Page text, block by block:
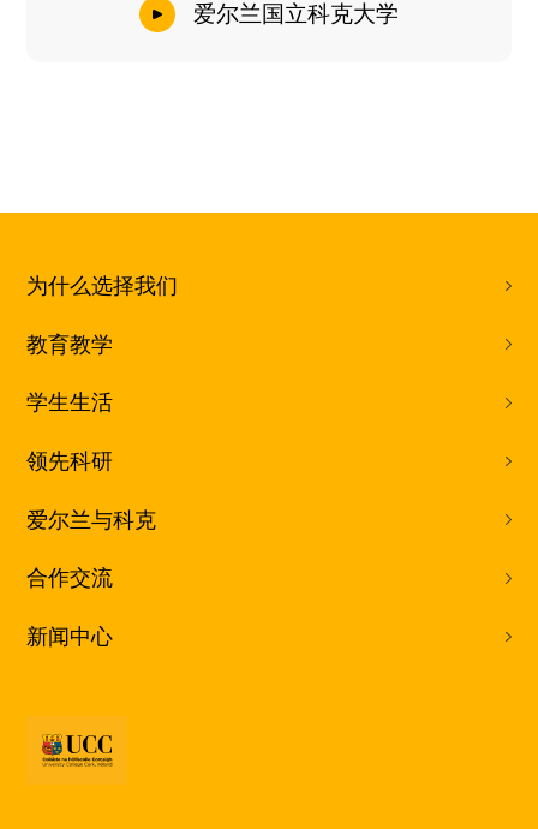
爱尔兰国立科克大学
为什么选择我们
教育教学
学生生活
领先科研
爱尔兰与科克
合作交流
新闻中心